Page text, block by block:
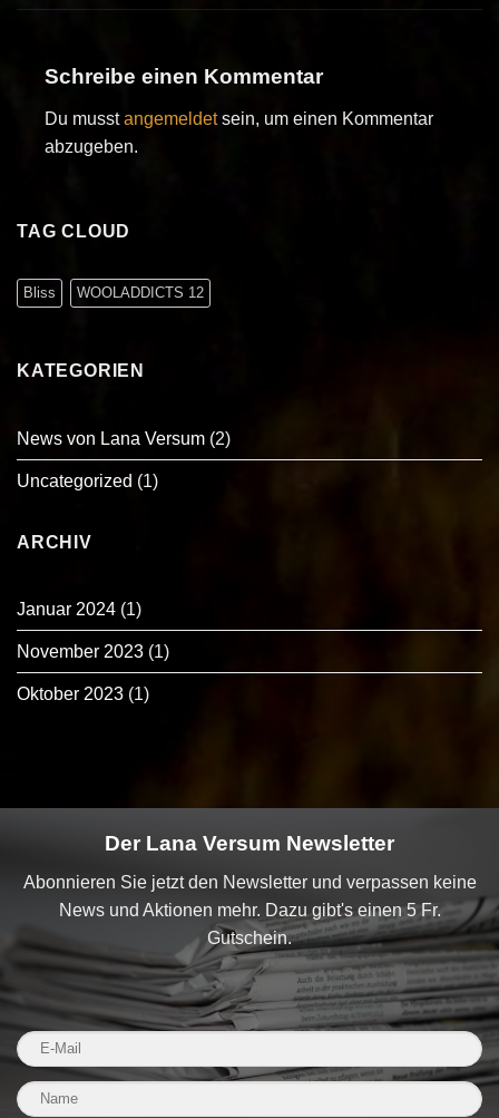
Schreibe einen Kommentar
Du musstangemeldetsein, um einen Kommentar
abzugeben.
TAG CLOUD
Bliss WOOLADDICTS 12
KATEGORIEN
News von Lana Versum (2)
Uncategorized (1)
ARCHIV
Januar 2024 (1)
November 2023 (1)
Oktober 2023 (1)
Der Lana Versum Newsletter
Abonnieren Sie jetzt den Newsletter und verpassen keine
News und Aktionen mehr. Dazu gibt's einen 5 Fr.
Gutschein.